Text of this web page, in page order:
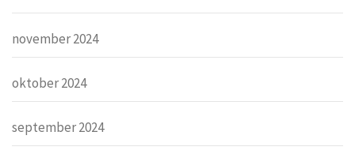
november 2024
oktober 2024
september 2024